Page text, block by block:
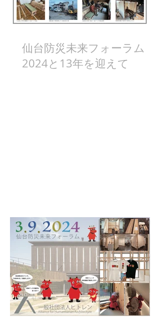
仙台防災未来フォーラム
2024と13年を迎えて